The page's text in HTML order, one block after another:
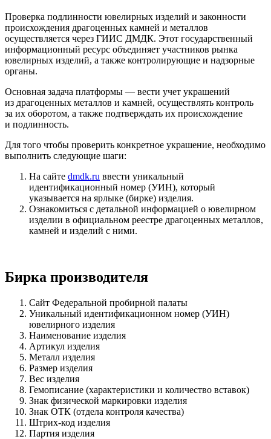
Проверка подлинности ювелирных изделий и законности
происхождения драгоценных камней и металлов
осуществляется через ГИИС ДМДК. Этот государственный
информационный ресурс объединяет участников рынка
ювелирных изделий, а также контролирующие и надзорные
органы.
Основная задача платформы — вести учет украшений
из драгоценных металлов и камней, осуществлять контроль
за их оборотом, а также подтверждать их происхождение
и подлинность.
Для того чтобы проверить конкретное украшение, необходимо
выполнить следующие шаги:
На сайте dmdk.ru ввести уникальный
идентификационный номер (УИН), который
указывается на ярлыке (бирке) изделия.
Ознакомиться с детальной информацией о ювелирном
изделии в официальном реестре драгоценных металлов,
камней и изделий с ними.
Бирка производителя
Сайт Федеральной пробирной палаты
Уникальный идентификационном номер (УИН)
ювелирного изделия
Наименование изделия
Артикул изделия
Металл изделия
Размер изделия
Вес изделия
Гемописание (характеристики и количество вставок)
Знак физической маркировки изделия
Знак ОТК (отдела контроля качества)
Штрих-код изделия
Партия изделия